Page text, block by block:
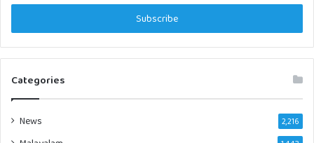
Email
Categories
News 2,216